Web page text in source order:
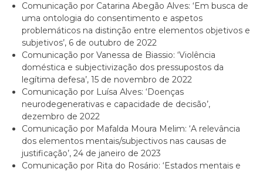
Comunicação por Catarina Abegão Alves: ‘Em busca de
uma ontologia do consentimento e aspetos
problemáticos na distinção entre elementos objetivos e
subjetivos’, 6 de outubro de 2022
Comunicação por Vanessa de Biassio: ‘Violência
doméstica e subjectivização dos pressupostos da
legítima defesa’, 15 de novembro de 2022
Comunicação por Luísa Alves: ‘Doenças
neurodegenerativas e capacidade de decisão’,
dezembro de 2022
Comunicação por Mafalda Moura Melim: ‘A relevância
dos elementos mentais/subjectivos nas causas de
justificação’, 24 de janeiro de 2023
Comunicação por Rita do Rosário: ‘Estados mentais e